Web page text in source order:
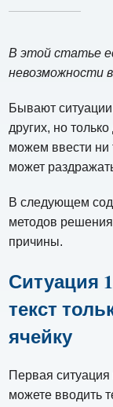
В этой статье
невозможности
Бывают
других, но
можем ввести ни
может
В следующем
методов
причины.
Ситуация
текст
ячейку
Первая
можете вводить